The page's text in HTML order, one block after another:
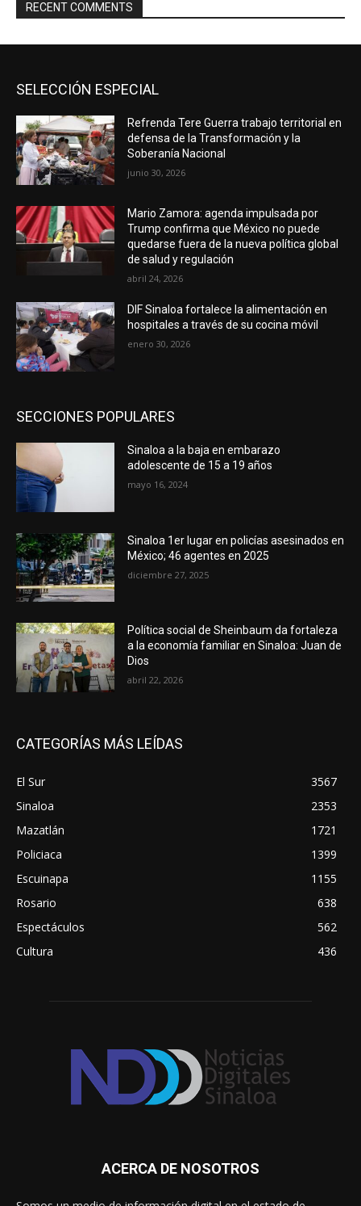
RECENT COMMENTS
SELECCIÓN ESPECIAL
Refrenda Tere Guerra trabajo territorial en
defensa de la Transformación y la
Soberanía Nacional
junio 30, 2026
Mario Zamora: agenda impulsada por
Trump confirma que México no puede
quedarse fuera de la nueva política global
de salud y regulación
abril 24, 2026
DIF Sinaloa fortalece la alimentación en
hospitales a través de su cocina móvil
enero 30, 2026
SECCIONES POPULARES
Sinaloa a la baja en embarazo
adolescente de 15 a 19 años
mayo 16, 2024
Sinaloa 1er lugar en policías asesinados en
México; 46 agentes en 2025
diciembre 27, 2025
Política social de Sheinbaum da fortaleza
a la economía familiar en Sinaloa: Juan de
Dios
abril 22, 2026
CATEGORÍAS MÁS LEÍDAS
El Sur
3567
Sinaloa
2353
Mazatlán
1721
Policiaca
1399
Escuinapa
1155
Rosario
638
Espectáculos
562
Cultura
436
ACERCA DE NOSOTROS